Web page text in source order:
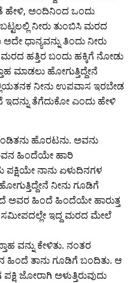
ಹೇಳಿ, ಅಂದಿನಿಂದ ಒಂದು
ನೀರು ತುಂಬಿಸಿ ಮರದ
ಅದೇ ಧಾನ್ಯವನ್ನು ತಿಂದು ನೀರು
ಮರದ ಹತ್ತಿರ ಬಂದು ಹಕ್ಕಿಗೆ ನೋಡು
ಮಾಡಲು ಹೋಗುತ್ತಿದ್ದೇನೆ
ನೀನು ಉಪವಾಸ ಇರಬೇಡ
ಇದನ್ನು ತೆಗೆದುಕೋ ಎಂದು ಹೇಳಿ
ಹೊರಟನು. ಅವನು
ಅವನ ಹಿಂದೆಯೇ ಹಾರಿ
ನಾನು ಏಳುದಿನಗಳ
ನೀನು ಗೂಡಿಗೆ
ಅವರ ಹಿಂದೆ ಹಿಂದೆಯೇ ಹಾರುತ್ತ
ಸಮೀಪದಲ್ಲೇ ಇದ್ದ ಮರದ ಮೇಲೆ
ವನ್ನು ಕೇಳಿತು. ನಂತರ
ತಾನು ಗೂಡಿಗೆ ಬಂದಿತು. ಆ
ಜೋರಾಗಿ ಅಳುತ್ತಿರುವುದು